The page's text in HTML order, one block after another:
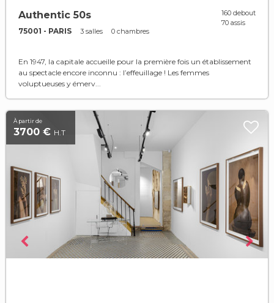
Authentic 50s
75001 - PARIS 3 salles 0 chambres
160 debout
70 assis
En 1947, la capitale accueille pour la première fois un établissement
au spectacle encore inconnu : l’effeuillage ! Les femmes
voluptueuses y émerv...
À partir de
3700 € H.T